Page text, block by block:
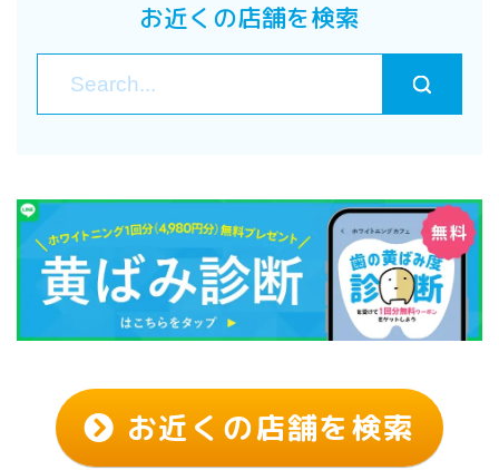
お近くの店舗を検索
お近くの店舗を検索